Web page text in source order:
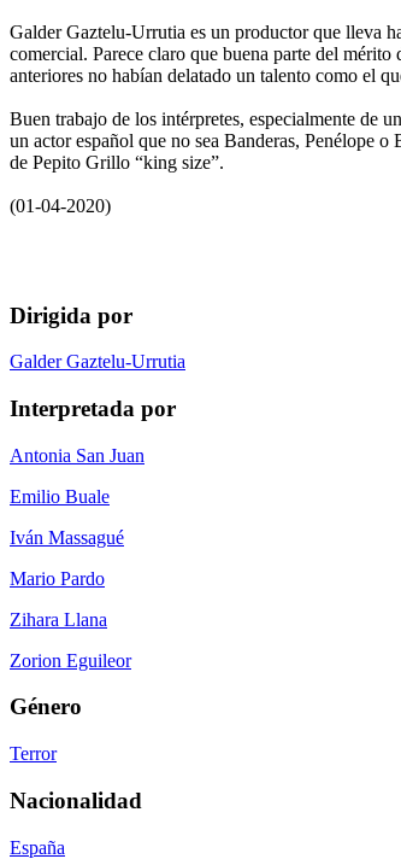
Galder Gaztelu-Urrutia es un productor que lleva
comercial. Parece claro que buena parte del
anteriores no habían delatado un talento como el
Buen trabajo de los intérpretes, especialmente de
un actor español que no sea Banderas, Penélope
de Pepito Grillo “king size”.
(01-04-2020)
Dirigida por
Galder Gaztelu-Urrutia
Interpretada por
Antonia San Juan
Emilio Buale
Iván Massagué
Mario Pardo
Zihara Llana
Zorion Eguileor
Género
Terror
Nacionalidad
España